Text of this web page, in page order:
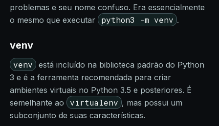
problemas e seu nome confuso. Era essencialmente
o mesmo que executar
python3 -m venv .
venv
venv
está incluído na biblioteca padrão do Python
3 e é a ferramenta recomendada para criar
ambientes virtuais no Python 3.5 e posteriores. É
semelhante ao
virtualenv , mas possui um
subconjunto de suas características.